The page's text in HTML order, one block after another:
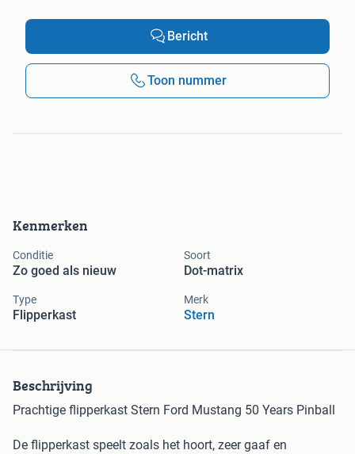
Kenmerken
Conditie
Zo goed als nieuw
Soort
Dot-matrix
Type
Flipperkast
Merk
Stern
Beschrijving
Prachtige flipperkast Stern Ford Mustang 50 Years Pinball
De flipperkast speelt zoals het hoort, zeer gaaf en
Bericht
Toon nummer